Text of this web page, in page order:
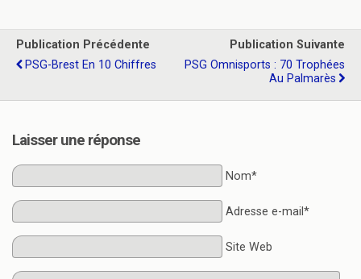
Publication Précédente
PSG-Brest En 10 Chiffres
Publication Suivante
PSG Omnisports : 70 Trophées
Au Palmarès
Laisser une réponse
Nom*
Adresse e-mail*
Site Web